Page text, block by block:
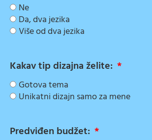
Ne
Da, dva jezika
Više od dva jezika
Kakav tip dizajna želite:
Gotova tema
Unikatni dizajn samo za mene
Predviđen budžet: